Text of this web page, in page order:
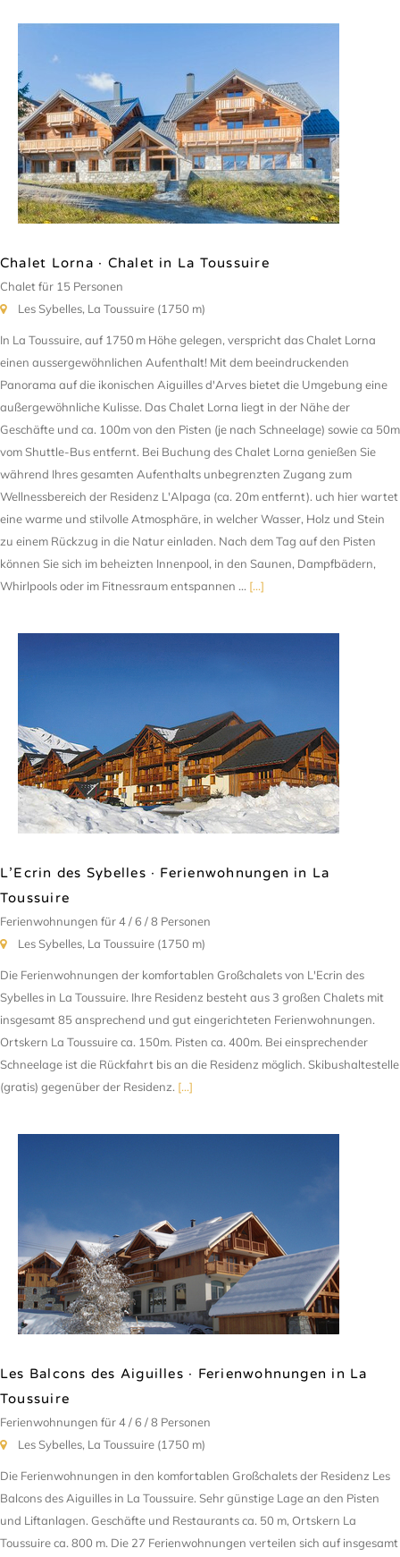
Chalet Lorna · Chalet in La Toussuire
Chalet für 15 Personen
Les Sybelles, La Toussuire (1750 m)
In La Toussuire, auf 1750 m Höhe gelegen, verspricht das Chalet Lorna
einen aussergewöhnlichen Aufenthalt! Mit dem beeindruckenden
Panorama auf die ikonischen Aiguilles d'Arves bietet die Umgebung eine
außergewöhnliche Kulisse. Das Chalet Lorna liegt in der Nähe der
Geschäfte und ca. 100m von den Pisten (je nach Schneelage) sowie ca 50m
vom Shuttle-Bus entfernt. Bei Buchung des Chalet Lorna genießen Sie
während Ihres gesamten Aufenthalts unbegrenzten Zugang zum
Wellnessbereich der Residenz L'Alpaga (ca. 20m entfernt). uch hier wartet
eine warme und stilvolle Atmosphäre, in welcher Wasser, Holz und Stein
zu einem Rückzug in die Natur einladen. Nach dem Tag auf den Pisten
können Sie sich im beheizten Innenpool, in den Saunen, Dampfbädern,
Whirlpools oder im Fitnessraum entspannen … [...]
L’Ecrin des Sybelles · Ferienwohnungen in La
Toussuire
Ferienwohnungen für 4 / 6 / 8 Personen
Les Sybelles, La Toussuire (1750 m)
Die Ferienwohnungen der komfortablen Großchalets von L'Ecrin des
Sybelles in La Toussuire. Ihre Residenz besteht aus 3 großen Chalets mit
insgesamt 85 ansprechend und gut eingerichteten Ferienwohnungen.
Ortskern La Toussuire ca. 150m. Pisten ca. 400m. Bei einsprechender
Schneelage ist die Rückfahrt bis an die Residenz möglich. Skibushaltestelle
(gratis) gegenüber der Residenz. [...]
Les Balcons des Aiguilles · Ferienwohnungen in La
Toussuire
Ferienwohnungen für 4 / 6 / 8 Personen
Les Sybelles, La Toussuire (1750 m)
Die Ferienwohnungen in den komfortablen Großchalets der Residenz Les
Balcons des Aiguilles in La Toussuire. Sehr günstige Lage an den Pisten
und Liftanlagen. Geschäfte und Restaurants ca. 50 m, Ortskern La
Toussuire ca. 800 m. Die 27 Ferienwohnungen verteilen sich auf insgesamt